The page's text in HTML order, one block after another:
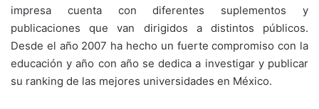
impresa cuenta con diferentes suplementos y
publicaciones que van dirigidos a distintos públicos.
Desde el año 2007 ha hecho un fuerte compromiso con la
educación y año con año se dedica a investigar y publicar
su ranking de las mejores universidades en México.